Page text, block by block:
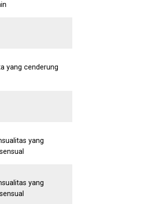
yang cenderung
yang
yang